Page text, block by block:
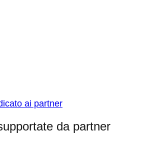
ai partner
da partner